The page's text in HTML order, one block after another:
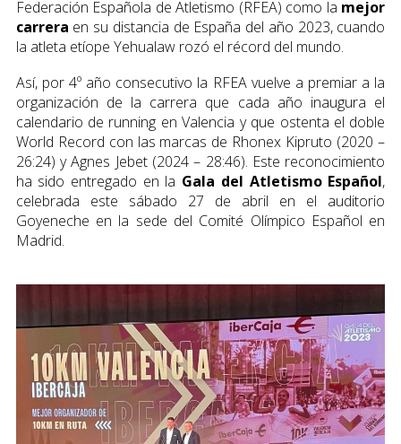
Federación Española de Atletismo (RFEA) como la mejor
carrera en su distancia de España del año 2023, cuando
la atleta etíope Yehualaw rozó el récord del mundo.
Así, por 4º año consecutivo la RFEA vuelve a premiar a la
organización de la carrera que cada año inaugura el
calendario de running en Valencia y que ostenta el doble
World Record con las marcas de Rhonex Kipruto (2020 –
26:24) y Agnes Jebet (2024 – 28:46). Este reconocimiento
ha sido entregado en la Gala del Atletismo Español,
celebrada este sábado 27 de abril en el auditorio
Goyeneche en la sede del Comité Olímpico Español en
Madrid.